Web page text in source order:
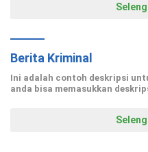
Berita Kriminal
Ini adalah contoh deskripsi
anda bisa memasukkan